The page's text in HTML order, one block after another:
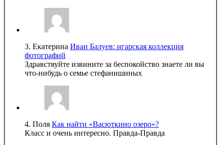
3. Екатерина Иван Балуев: игарская коллекция
фотографий
Здравствуйте извините за беспокойство знаете ли вы
что-нибудь о семье стефанишиных
4. Поля Как найти «Васюткино озеро»?
Класс и очень интересно. Правда-Правда